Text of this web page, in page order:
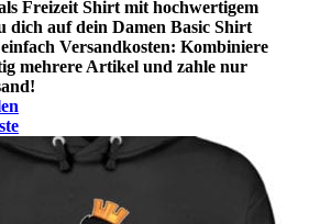
Freizeit Shirt mit hochwertigem
dich auf dein Damen Basic Shirt
Versandkosten: Kombiniere
mehrere Artikel und zahle nur